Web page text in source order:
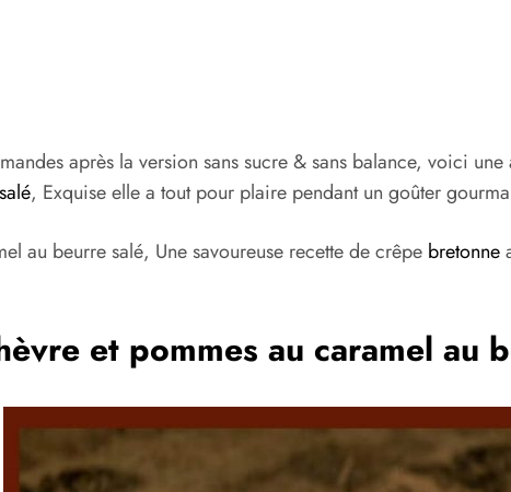
après la version sans sucre & sans balance, voici
, Exquise elle a tout pour plaire pendant un goûter
au beurre salé, Une savoureuse recette de crêpe bretonne
et pommes au caramel au